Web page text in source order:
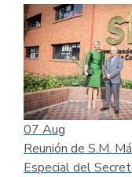
07 Aug
Reunión de S.M.
Especial del